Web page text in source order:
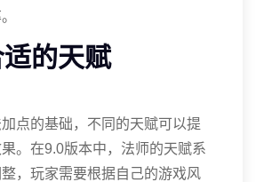
的天赋
点的基础，不同的天赋可以提
。在9.0版本中，法师的天赋系
，玩家需要根据自己的游戏风